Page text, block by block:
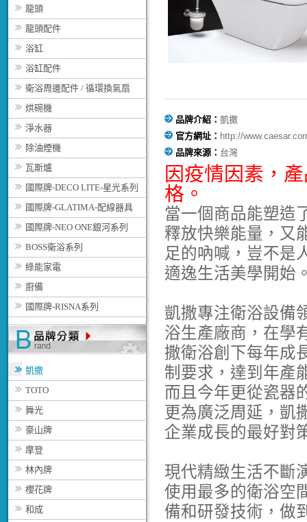
龍頭
龍頭配件
浴缸
浴缸配件
衛浴周邊配件 / 循環換氣扇
烘碗機
淨水器
除油煙機
瓦斯爐
國際牌-DECO LITE-星光系列
國際牌-GLATIMA-配線器具
國際牌-NEO ONE銀河系列
BOSS衛浴系列
綠能家電
廚備
國際牌-RISNA系列
凱撒
TOTO
舞光
豪山牌
摩登
林內牌
櫻花牌
和成
品牌介紹： 凱撒
官方網址： http://
品牌來源： 台灣
因疫情因素，
格。
當一個商品能塑造
釋放快樂能量，又
足的吶喊，豈不是
適逸生活美學開始
凱撒專注衛浴設備
浴生產廠商，在學
撒衛浴創下每年成
制要求，達到年產
而且今年更從瓷器
更為廣泛周延，凱
企業成長的最好對
現代精緻生活不斷
使用最多的衛浴空
備和研發技術，做